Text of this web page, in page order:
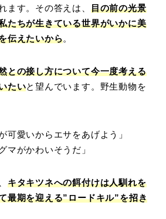
ます。その答えは、 目の前の光景
たちが生きている世界がいかに美
伝えたいから。
との接し方について今一度考える
たいと望んでいます。野生動物を
可愛いからエサをあげよう」
マがかわいそうだ」
キタキツネへの餌付けは人馴れを
最期を迎える”ロードキル”を招き